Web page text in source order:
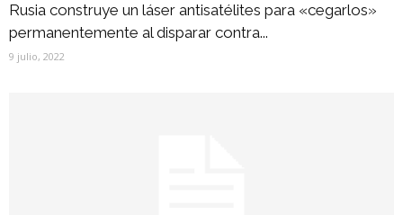
Rusia construye un láser antisatélites para «cegarlos»
permanentemente al disparar contra...
9 julio, 2022